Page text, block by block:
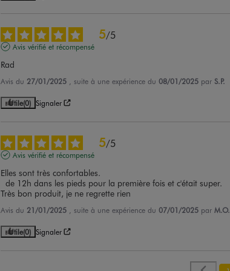
5/5
Avis vérifié et récompensé
Rad
Avis du 27/01/2025 , suite à une expérience du 08/01/2025 par S.P.
Utile(0) Signaler
5/5
Avis vérifié et récompensé
Elles sont très confortables.
Très bon produit, je ne regrette rien
Avis du 21/01/2025 , suite à une expérience du 07/01/2025 par M.O.
Utile(0) Signaler